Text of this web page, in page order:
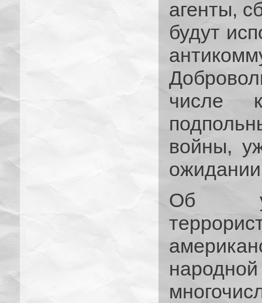
агенты,
будут
числе
войны,
Об